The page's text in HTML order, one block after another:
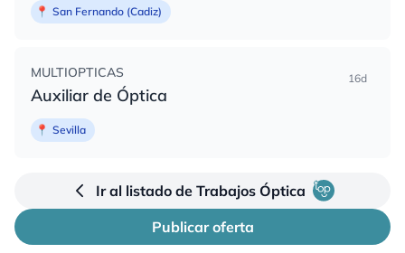
📍 San Fernando (Cadiz)
MULTIOPTICAS
Auxiliar de Óptica
16d
📍 Sevilla
Ir al listado de Trabajos Óptica
Publicar oferta